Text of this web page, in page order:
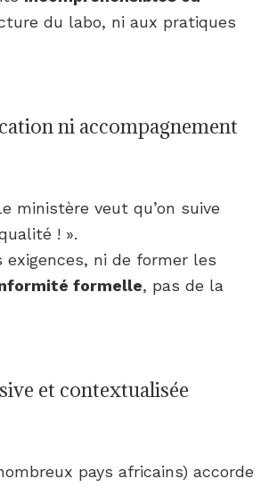
du labo, ni aux pratiques
ni accompagnement
ministère veut qu’on suive
! ».
exigences, ni de former les
formelle, pas de la
et contextualisée
pays africains) accorde